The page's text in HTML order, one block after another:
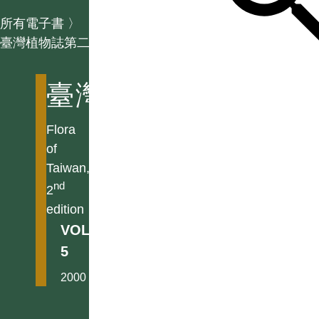
所有電子書 〉
臺灣植物誌第二版
臺灣植物誌第二版
Flora
of
Taiwan,
2nd
edition
VOL.
5
2000